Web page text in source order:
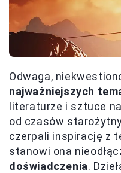
Odwaga,
najważniejszych
literaturze i sztuce
od czasów
czerpali inspirację z
stanowi ona
doświadczenia.